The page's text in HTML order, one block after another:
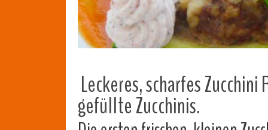
Leckeres, scharfes
gefüllte Zucchinis.